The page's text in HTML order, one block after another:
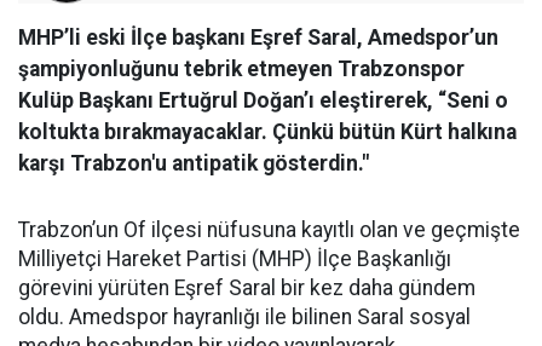
MHP’li eski İlçe başkanı Eşref Saral, Amedspor’un
şampiyonluğunu tebrik etmeyen Trabzonspor
Kulüp Başkanı Ertuğrul Doğan’ı eleştirerek, “Seni o
koltukta bırakmayacaklar. Çünkü bütün Kürt halkına
karşı Trabzon'u antipatik gösterdin."
Trabzon’un Of ilçesi nüfusuna kayıtlı olan ve geçmişte
Milliyetçi Hareket Partisi (MHP) İlçe Başkanlığı
görevini yürüten Eşref Saral bir kez daha gündem
oldu. Amedspor hayranlığı ile bilinen Saral sosyal